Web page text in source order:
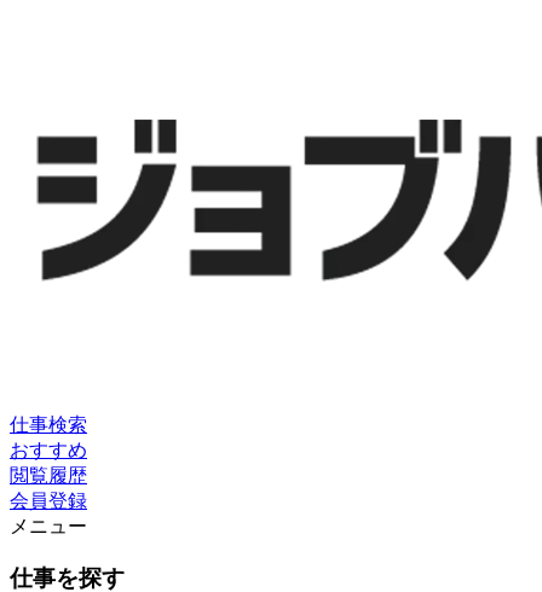
仕事検索
おすすめ
閲覧履歴
会員登録
メニュー
仕事を探す